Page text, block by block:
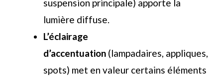
suspension principale) apporte la
lumière diffuse.
L’éclairage
d’accentuation (lampadaires, appliques,
spots) met en valeur certains éléments